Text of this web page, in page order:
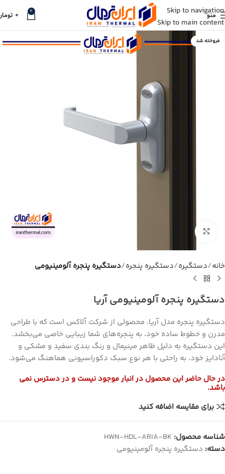
Skip to navigation
Skip to main content
منو 0 ۰
فروخته شد
برای بزرگنمایی کلیک کنید
خانه دستگیره دستگیره پنجره دستگیره پنجره آلومینیومی
دستگیره پنجره آلومینیومی آریا
دستگیره پنجره مدل آریا، محصولی از شرکتآلاکس است که با طراحی
مدرن و خطوط ساده خود، به پنجره‌های شما زیبایی خاصی می‌بخشد.
این دستگیره به دلیل ظاهر مینیمال و رنگ بندی سفید و مشکی و
آنادایز خود، به راحتی با هر نوع سبک دکوراسیونی هماهنگ می‌شود.
در حال حاضر این محصول در انبار موجود نیست و در دسترس نمی
باشد.
برای مقایسه اضافه کنید
شناسه محصول: HWN-HDL-ARIA-BK
دسته: دستگیره پنجره آلومینیومی